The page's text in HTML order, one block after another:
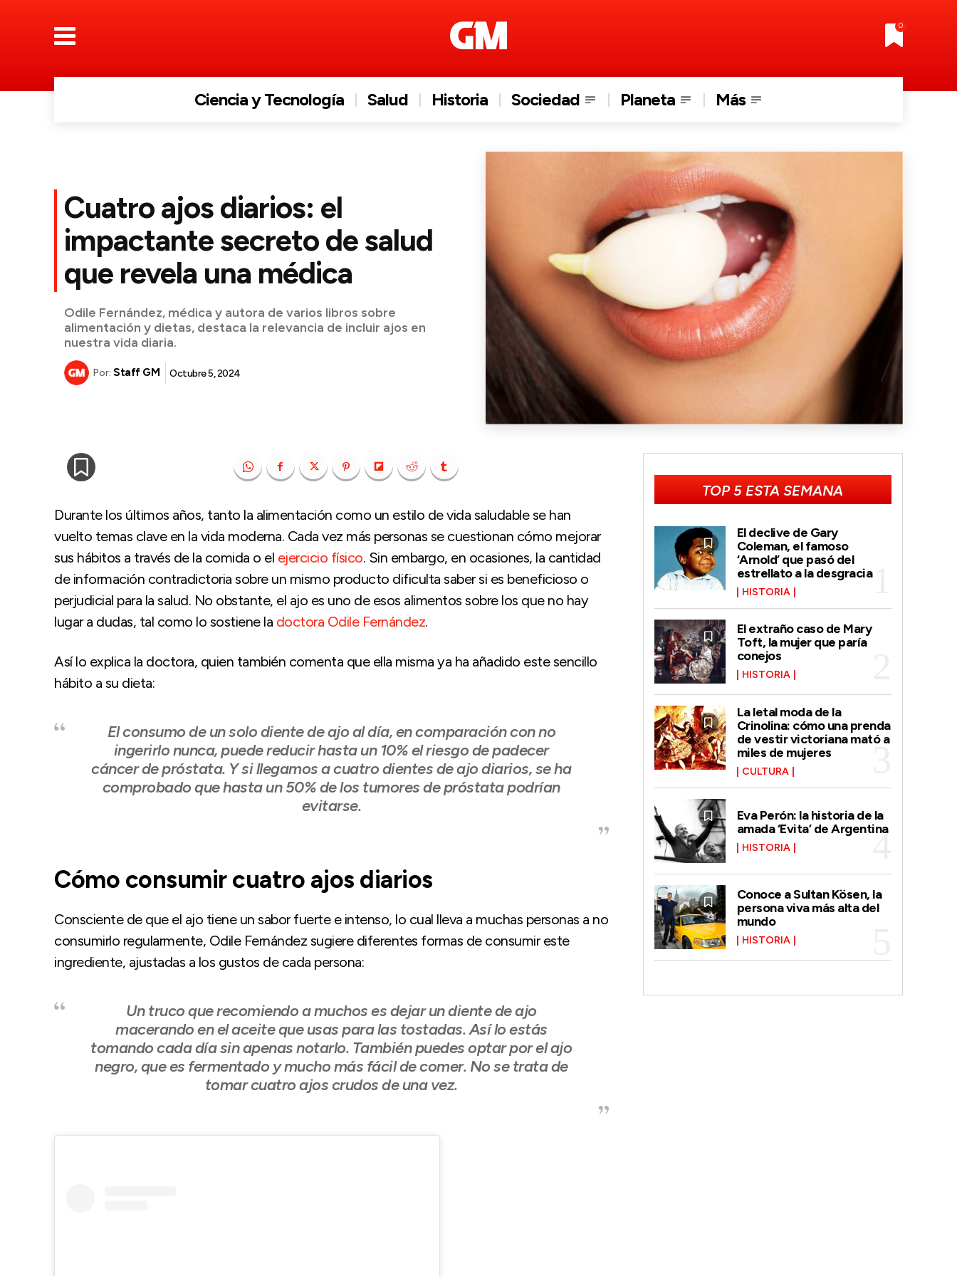
0
Ciencia y Tecnología Salud Historia Sociedad Planeta Más
Cuatro ajos diarios: el
impactante secreto de salud
que revela una médica
Odile Fernández, médica y autora de varios libros sobre
alimentación y dietas, destaca la relevancia de incluir ajos en
nuestra vida diaria.
Por: Staff GM Octubre 5, 2024
Durante los últimos años, tanto la alimentación como un estilo de vida saludable se han
vuelto temas clave en la vida moderna. Cada vez más personas se cuestionan cómo mejorar
sus hábitos a través de la comida o el ejercicio físico. Sin embargo, en ocasiones, la cantidad
de información contradictoria sobre un mismo producto dificulta saber si es beneficioso o
perjudicial para la salud. No obstante, el ajo es uno de esos alimentos sobre los que no hay
lugar a dudas, tal como lo sostiene la doctora Odile Fernández.
Así lo explica la doctora, quien también comenta que ella misma ya ha añadido este sencillo
hábito a su dieta:
El consumo de un solo diente de ajo al día, en comparación con no
ingerirlo nunca, puede reducir hasta un 10% el riesgo de padecer
cáncer de próstata. Y si llegamos a cuatro dientes de ajo diarios, se ha
comprobado que hasta un 50% de los tumores de próstata podrían
evitarse.
Cómo consumir cuatro ajos diarios
Consciente de que el ajo tiene un sabor fuerte e intenso, lo cual lleva a muchas personas a no
consumirlo regularmente, Odile Fernández sugiere diferentes formas de consumir este
ingrediente, ajustadas a los gustos de cada persona:
Un truco que recomiendo a muchos es dejar un diente de ajo
macerando en el aceite que usas para las tostadas. Así lo estás
tomando cada día sin apenas notarlo. También puedes optar por el ajo
negro, que es fermentado y mucho más fácil de comer. No se trata de
tomar cuatro ajos crudos de una vez.
TOP 5 ESTA SEMANA
El declive de Gary
Coleman, el famoso
‘Arnold’ que pasó del
estrellato a la desgracia
HISTORIA
El extraño caso de Mary
Toft, la mujer que paría
conejos
HISTORIA
La letal moda de la
Crinolina: cómo una prenda
de vestir victoriana mató a
miles de mujeres
CULTURA
Eva Perón: la historia de la
amada ‘Evita’ de Argentina
HISTORIA
Conoce a Sultan Kösen, la
persona viva más alta del
mundo
HISTORIA